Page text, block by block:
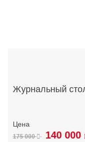
Журнальный
175 000 140 000